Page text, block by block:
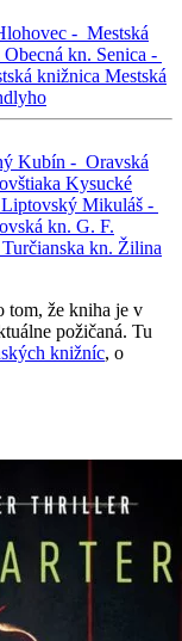
- Mestská
Obecná kn. Senica -
knižnica Mestská
Kubín - Oravská
Kysucké
Liptovský Mikuláš -
kn. G. F.
Turčianska kn. Žilina
tom, že kniha je v
požičaná. Tu
knižníc, o